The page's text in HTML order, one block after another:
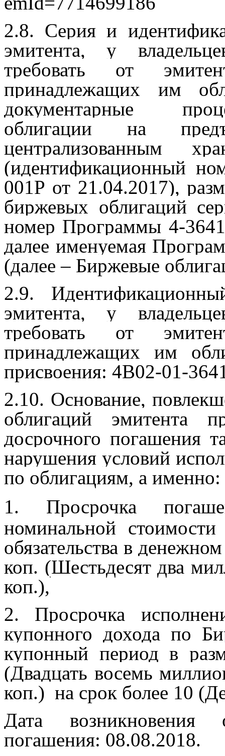
2.8. Серия и
эмитента, у
требовать от
принадлежащих им
документарные
облигации на
централизованным
(идентификационный
001Р от 21.04.2017),
биржевых облигаций
номер Программы 4-
далее именуемая
(далее – Биржевые
2.9.
эмитента, у
требовать от
принадлежащих им
присвоения: 4B02-01-
2.10. Основание,
облигаций эмитента
досрочного погашения
нарушения условий
по облигациям, а именно:
1. Просрочка
номинальной
обязательства в
коп. (Шестьдесят два
коп.),
2. Просрочка
купонного дохода по
купонный период в
(Двадцать восемь
коп.) на срок более 10
Дата возникновения
погашения: 08.08.2018.